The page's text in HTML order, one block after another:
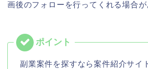
画後のフォローを行ってくれる場合が
副業案件を探すなら案件紹介サイ